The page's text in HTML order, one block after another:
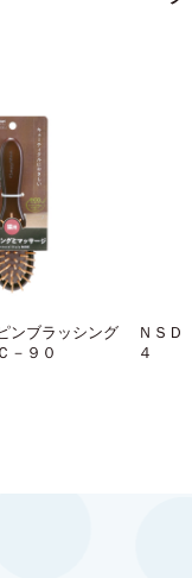
ンブラッシング
－９０
ＮＳ
４